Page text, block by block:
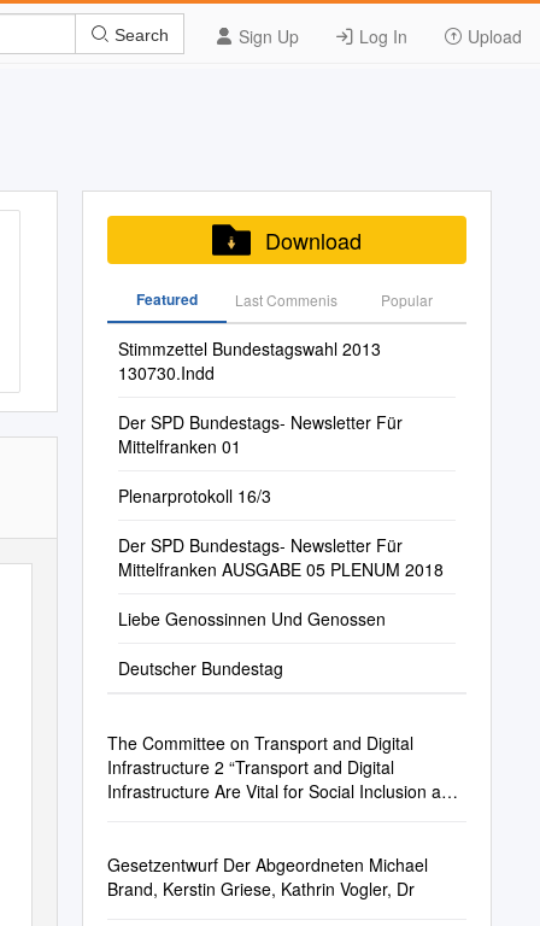
Sign Up Log In Upload
Search
Download
Featured Last Commenis Popular
Stimmzettel Bundestagswahl 2013
130730.Indd
Der SPD Bundestags- Newsletter Für
Mittelfranken 01
Plenarprotokoll 16/3
Der SPD Bundestags- Newsletter Für
Mittelfranken AUSGABE 05 PLENUM 2018
Liebe Genossinnen Und Genossen
Deutscher Bundestag
The Committee on Transport and Digital
Infrastructure 2 “Transport and Digital
Infrastructure Are Vital for Social Inclusion and
Gesetzentwurf Der Abgeordneten Michael
Brand, Kerstin Griese, Kathrin Vogler, Dr